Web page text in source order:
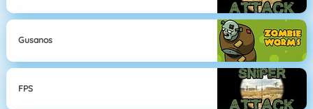
Gusanos
FPS